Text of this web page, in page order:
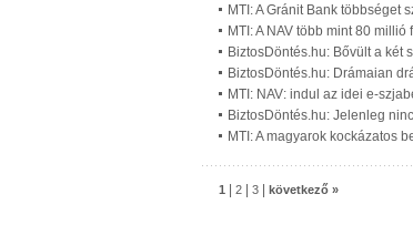
MTI: A Gránit Bank többséget
MTI: A NAV több mint 80
BiztosDöntés.hu: Bővült a két
BiztosDöntés.hu: Drámaian
MTI: NAV: indul az idei e-
BiztosDöntés.hu: Jelenleg
MTI: A magyarok kockázatos
1 2 3 következő »